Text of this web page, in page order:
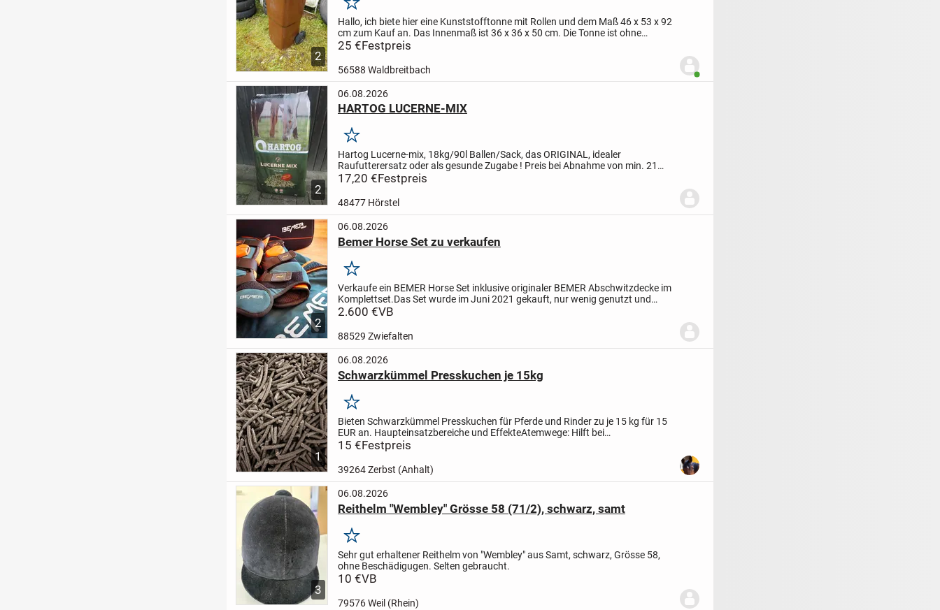
2
Merken
Hallo, ich biete hier eine Kunststofftonne mit Rollen und dem Maß 46 x 53 x 92
cm zum Kauf an. Das Innenmaß ist 36 x 36 x 50 cm. Die Tonne ist ohne
Mängel, sauber, geruchsfrei und kann als Futtertonn...
25 €Festpreis
56588 Waldbreitbach Benutzer ist online
2
06.08.2026
HARTOG LUCERNE-MIX
Merken
Hartog Lucerne-mix, 18kg/90l Ballen/Sack, das ORIGINAL, idealer
Raufutterersatz oder als gesunde Zugabe ! Preis bei Abnahme von min. 21
Ballen 16,90 Euro/Stück inkl. MWSt und ab Lager bei Barzahlung...
17,20 €Festpreis
48477 Hörstel
2
06.08.2026
Bemer Horse Set zu verkaufen
Merken
Verkaufe ein BEMER Horse Set inklusive originaler BEMER Abschwitzdecke im
Komplettset.Das Set wurde im Juni 2021 gekauft, nur wenig genutzt und
befindet sich in einem sehr guten, gepflegten Zustand....
2.600 €VB
88529 Zwiefalten
1
06.08.2026
Schwarzkümmel Presskuchen je 15kg
Merken
Bieten Schwarzkümmel Presskuchen für Pferde und Rinder zu je 15 kg für 15
EUR an. Haupteinsatzbereiche und EffekteAtemwege: Hilft bei
staubbedingtem Husten, leichten Bronchialreizungen und...
15 €Festpreis
39264 Zerbst (Anhalt)
3
06.08.2026
Reithelm "Wembley" Grösse 58 (71/2), schwarz, samt
Merken
Sehr gut erhaltener Reithelm von "Wembley" aus Samt, schwarz, Grösse 58,
ohne Beschädigugen. Selten gebraucht.
10 €VB
79576 Weil (Rhein)